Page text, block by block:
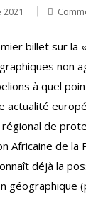
billet sur la
non
à quel
actualité
de
Africaine de
déjà la
géographique